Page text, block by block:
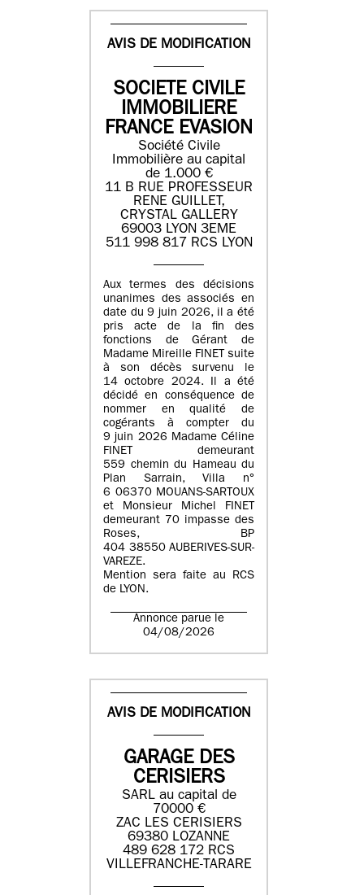
AVIS DE MODIFICATION
SOCIETE CIVILE
IMMOBILIERE
FRANCE EVASION
Société Civile
Immobilière au capital
de 1.000 €
11 B RUE PROFESSEUR
RENE GUILLET,
CRYSTAL GALLERY
69003 LYON 3EME
511 998 817 RCS LYON
Aux termes des décisions
unanimes des associés en
date du 9 juin 2026, il a été
pris acte de la fin des
fonctions de Gérant de
Madame Mireille FINET suite
à son décès survenu le
14 octobre 2024. Il a été
décidé en conséquence de
nommer en qualité de
cogérants à compter du
9 juin 2026 Madame Céline
FINET demeurant
559 chemin du Hameau du
Plan Sarrain, Villa n°
6 06370 MOUANS-SARTOUX
et Monsieur Michel FINET
demeurant 70 impasse des
Roses, BP
404 38550 AUBERIVES-SUR-
VAREZE.
Mention sera faite au RCS
de LYON.
Annonce parue le
04/08/2026
AVIS DE MODIFICATION
GARAGE DES
CERISIERS
SARL au capital de
70000 €
ZAC LES CERISIERS
69380 LOZANNE
489 628 172 RCS
VILLEFRANCHE-TARARE